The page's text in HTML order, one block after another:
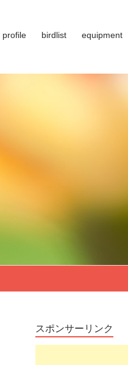
profile birdlist equipment
スポンサーリンク